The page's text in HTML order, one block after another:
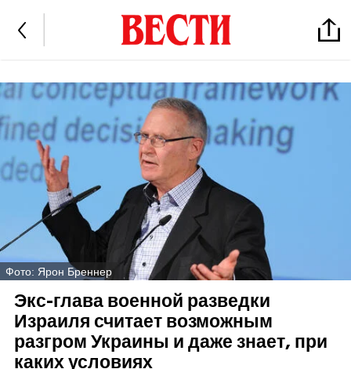
Фото: Ярон Бреннер
Экс-глава военной разведки
Израиля считает возможным
разгром Украины и даже знает, при
каких условиях